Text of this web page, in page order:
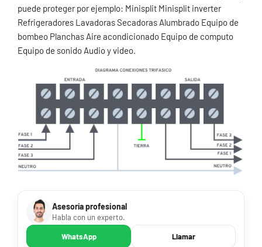
puede proteger por ejemplo: Minisplit Minisplit inverter
Refrigeradores Lavadoras Secadoras Alumbrado Equipo de
bombeo Planchas Aire acondicionado Equipo de computo
Equipo de sonido Audio y video.
Asesoría profesional
Habla con un experto.
WhatsApp Llamar